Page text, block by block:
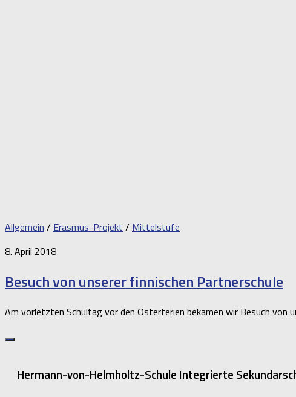
Allgemein / Erasmus-Projekt / Mittelstufe
8. April 2018
Besuch von unserer finnischen Partnerschule
Am vorletzten Schultag vor den Osterferien bekamen wir Besuch von
Hermann-von-Helmholtz-Schule Integrierte